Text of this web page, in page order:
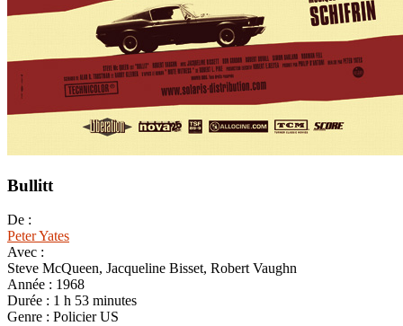
Bullitt
De :
Peter Yates
Avec :
Steve McQueen, Jacqueline Bisset, Robert Vaughn
Année : 1968
Durée : 1 h 53 minutes
Genre : Policier US